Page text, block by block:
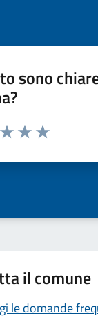
sono
a 5 stelle la pagina
il comune
le domande